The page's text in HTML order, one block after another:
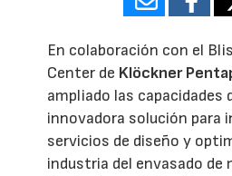
En colaboración con el
Center de Klöckner
ampliado las capacidades
innovadora solución para
servicios de diseño y
industria del envasado de